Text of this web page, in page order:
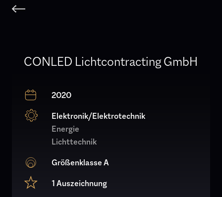
CONLED Lichtcontracting GmbH
2020
Elektronik/Elektrotechnik
Energie
Lichttechnik
Größenklasse A
1 Auszeichnung